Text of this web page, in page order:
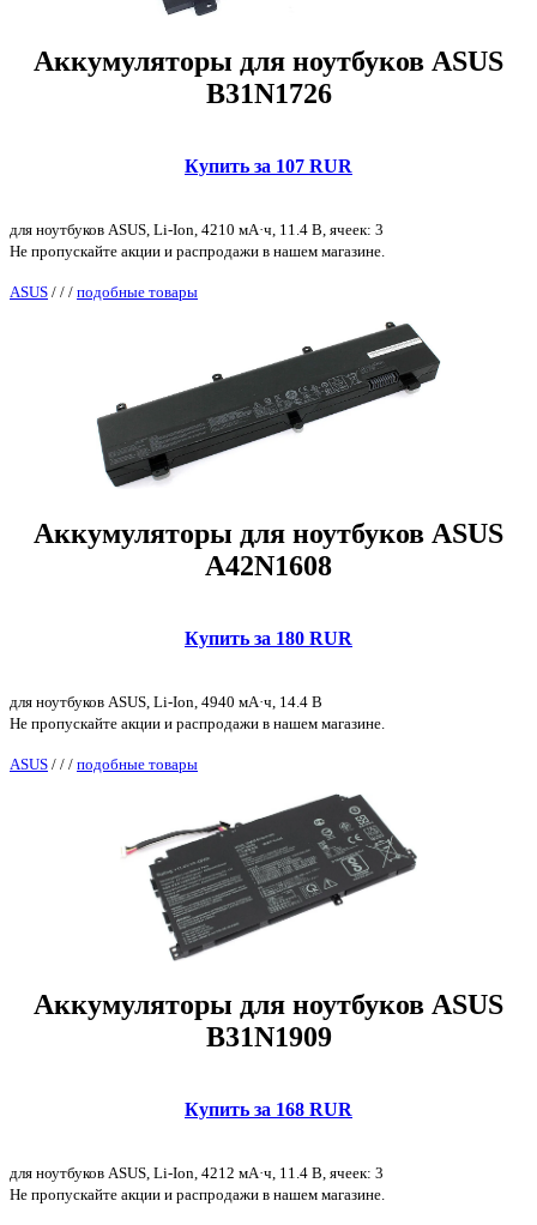
Аккумуляторы для ноутбуков ASUS
B31N1726
Купить за 107 RUR
для ноутбуков ASUS, Li-Ion, 4210 мА·ч, 11.4 В, ячеек: 3
Не пропускайте акции и распродажи в нашем магазине.
ASUS / / / подобные товары
Аккумуляторы для ноутбуков ASUS
A42N1608
Купить за 180 RUR
для ноутбуков ASUS, Li-Ion, 4940 мА·ч, 14.4 В
Не пропускайте акции и распродажи в нашем магазине.
ASUS / / / подобные товары
Аккумуляторы для ноутбуков ASUS
B31N1909
Купить за 168 RUR
для ноутбуков ASUS, Li-Ion, 4212 мА·ч, 11.4 В, ячеек: 3
Не пропускайте акции и распродажи в нашем магазине.